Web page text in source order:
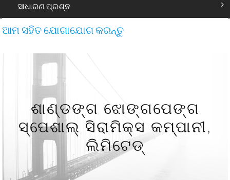
ସାଧାରଣ ପ୍ରଶ୍ନ
ଆମ ସହିତ ଯୋଗାଯୋଗ କରନ୍ତୁ
ଶାଣ୍ଡଙ୍ଗ ଝୋଙ୍ଗପେଙ୍ଗ
ସ୍ପେଶାଲ୍ ସିରାମିକ୍ସ କମ୍ପାନୀ,
ଲିମିଟେଡ୍